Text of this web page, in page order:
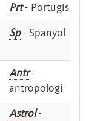
Prt- Portugis
Sp- Spanyol
Antr-
antropologi
Astrol-